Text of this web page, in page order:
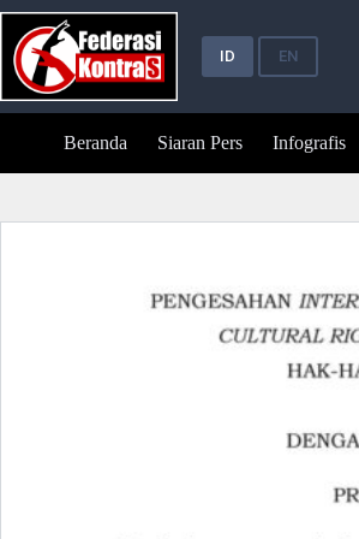
Skip
content
ID EN
Beranda Siaran Pers Infografis